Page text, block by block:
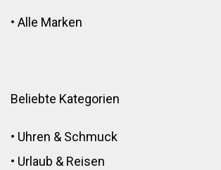
• Alle Marken
Beliebte Kategorien
• Uhren & Schmuck
• Urlaub & Reisen